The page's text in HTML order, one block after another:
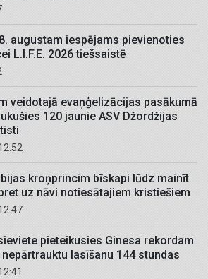
augustam iespējams pievienoties
L.I.F.E. 2026 tiešsaistē
veidotajā evaņģelizācijas pasākumā
120 jaunie ASV Džordžijas
kroņprincim bīskapi lūdz mainīt
uz nāvi notiesātajiem kristiešiem
pieteikusies Ginesa rekordam
lasīšanu 144 stundas